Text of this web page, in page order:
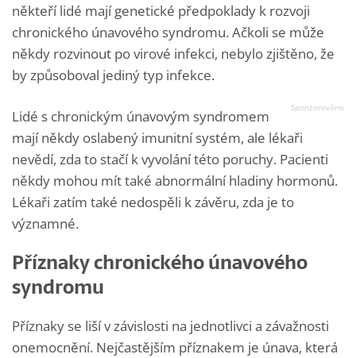
někteří lidé mají genetické předpoklady k rozvoji
chronického únavového syndromu. Ačkoli se může
někdy rozvinout po virové infekci, nebylo zjištěno, že
by způsoboval jediný typ infekce.
Lidé s chronickým únavovým syndromem
mají někdy oslabený imunitní systém, ale lékaři
nevědí, zda to stačí k vyvolání této poruchy. Pacienti
někdy mohou mít také abnormální hladiny hormonů.
Lékaři zatím také nedospěli k závěru, zda je to
významné.
Příznaky chronického únavového
syndromu
Příznaky se liší v závislosti na jednotlivci a závažnosti
onemocnění. Nejčastějším příznakem je únava, která